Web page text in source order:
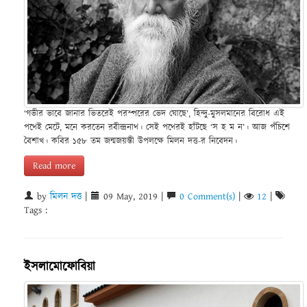
‘গভীর ভাবে জানার ভিতরেই পরস্পরের ভেদ ঘোছে’, হিন্দু-মুসলমানের বিরোধ এই
পথেই মেটে, মনে করতেন রবীন্দ্রনাথ। সেই পথেরই হাঁটছে ‘স হ ম ন’। আজ পঁচিশে
বৈশাখ। কবির ১৫৮ তম জন্মজয়ন্তী উপলক্ষে মিলন দত্ত-র নিবেদন।
Read more
byমিলন দত্ত| 09 May, 2019 | 0 Comment(s) 12
Tags :
ইসলামোফোবিয়া